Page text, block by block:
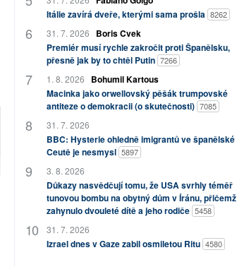
Itálie zavírá dveře, kterými sama prošla 8262
31. 7. 2026
Boris Cvek
Premiér musí rychle zakročit proti Španělsku,
přesně jak by to chtěl Putin 7266
1. 8. 2026
Bohumil Kartous
Macinka jako orwellovský pěšák trumpovské
antiteze o demokracii (o skutečnosti) 7085
31. 7. 2026
BBC: Hysterie ohledně imigrantů ve španělské
Ceutě je nesmysl 5897
3. 8. 2026
Důkazy nasvědčují tomu, že USA svrhly téměř
tunovou bombu na obytný dům v Íránu, přičemž
zahynulo dvouleté dítě a jeho rodiče 5458
31. 7. 2026
Izrael dnes v Gaze zabil osmiletou Ritu 4580